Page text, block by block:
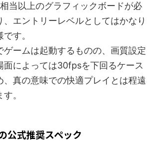
当以上のグラフィックボードが必
、エントリーレベルとしてはかなり
す。
ゲームは起動するものの、画質設定
面によっては30fpsを下回るケース
、真の意味での快適プレイとは程遠
。
公式推奨スペック